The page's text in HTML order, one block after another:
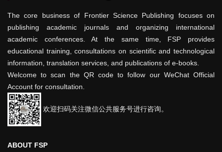
The core business of Frontier Science Publishing focuses on
publishing academic journals and organizing international
academic conferences. At the same time, FSP provides
educational training, consultations on scientific and technological
information, translation services, and publications of e-books.
Welcome to scan the QR code to follow our WeChat Official
Account for consultation.
欢迎扫码关注微信公共服务号进行咨询。
ABOUT FSP